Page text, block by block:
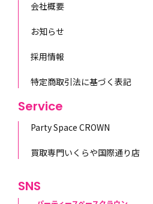
会社概要
お知らせ
採用情報
特定商取引法に基づく表記
Service
Party Space CROWN
買取専門いくらや国際通り店
SNS